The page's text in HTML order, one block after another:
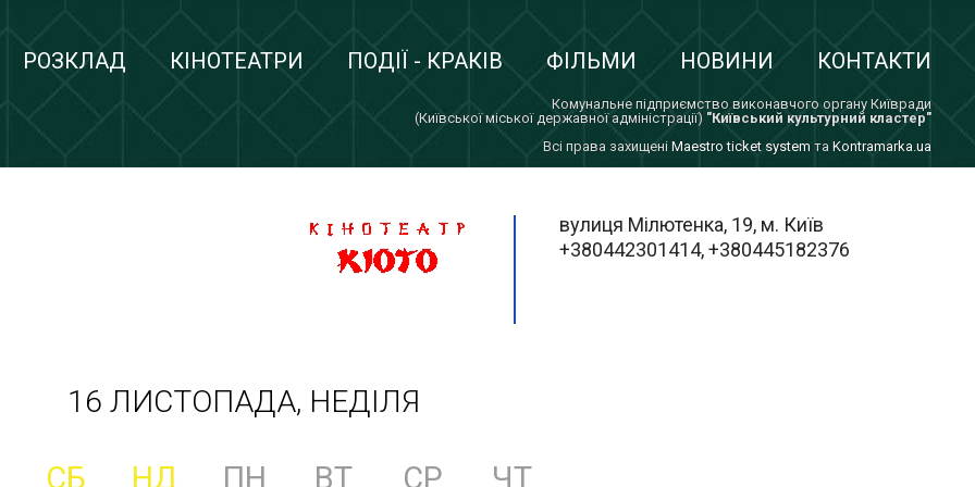
РОЗКЛАД КІНОТЕАТРИ ПОДІЇ - КРАКІВ ФІЛЬМИ НОВИНИ КОНТАКТИ
Комунальне підприємство виконавчого органу Київради
(Київської міської державної адміністрації) "Київський культурний кластер"
Всi права захищенi Maestro ticket system та Kontramarka.ua
вулиця Мілютенка, 19, м. Київ
+380442301414, +380445182376
16 ЛИСТОПАДА, НЕДІЛЯ
СБ НД ПН ВТ СР ЧТ